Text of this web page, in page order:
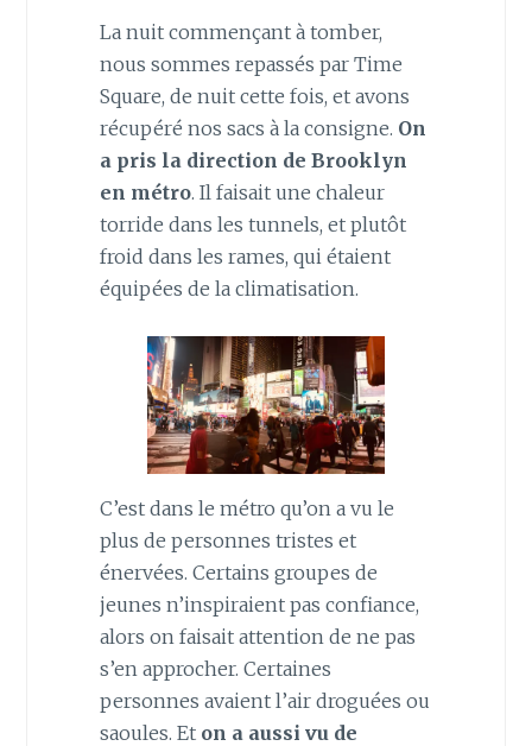
La nuit commençant à tomber,
nous sommes repassés par Time
Square, de nuit cette fois, et avons
récupéré nos sacs à la consigne. On
a pris la direction de Brooklyn
en métro. Il faisait une chaleur
torride dans les tunnels, et plutôt
froid dans les rames, qui étaient
équipées de la climatisation.
C’est dans le métro qu’on a vu le
plus de personnes tristes et
énervées. Certains groupes de
jeunes n’inspiraient pas confiance,
alors on faisait attention de ne pas
s’en approcher. Certaines
personnes avaient l’air droguées ou
saoules. Et on a aussi vu de